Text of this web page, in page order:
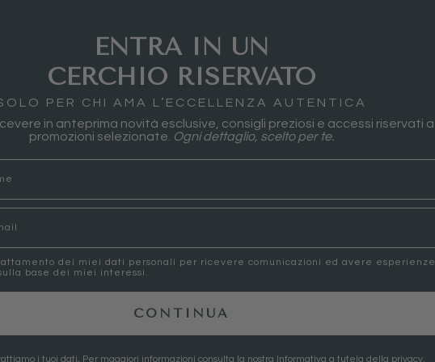
ENTRA IN UN
CERCHIO RISERVATO
PER CHI AMA L’ECCELLENZA AUTENTICA
in anteprima novità esclusive, consigli preziosi e accessi riservati a
promozioni selezionate. Ogni dettaglio, scelto per te.
dei miei dati personali per ricevere comunicazioni ed avere esperienze
base dei miei interessi.
CONTINUA
i tuoi dati, Per maggiori informazioni consulta la nostra Informativa a tutela della privacy.